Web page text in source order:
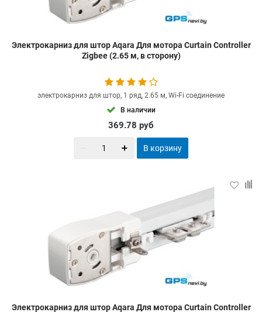
Электрокарниз для штор Aqara Для мотора Curtain Controller
Zigbee (2.65 м, в сторону)
электрокарниз для штор, 1 ряд, 2.65 м, Wi-Fi соединение
В наличии
369.78 руб
В корзину
Электрокарниз для штор Aqara Для мотора Curtain Controller